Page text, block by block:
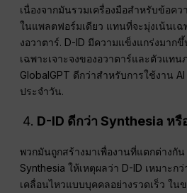
เนื่องจากมันรวมเครื่องมือสำหรับข้อค
ในแพลตฟอร์มเดียว แทนที่จะมุ่งเน้นเ
งอวาตาร์. D-ID มีความแข็งแกร่งมาก
เฉพาะเจาะจงของอวาตาร์และตัวแท
GlobalGPT ดีกว่าสำหรับการใช้งาน
ประจำวัน.
D-ID ดีกว่า Synthesia หรื
พวกมันถูกสร้างมาเพื่องานที่แตกต่างกั
Synthesia ให้เหตุผลว่า D-ID เหมาะก
เคลื่อนไหวแบบบุคคลอย่างรวดเร็ว ใ